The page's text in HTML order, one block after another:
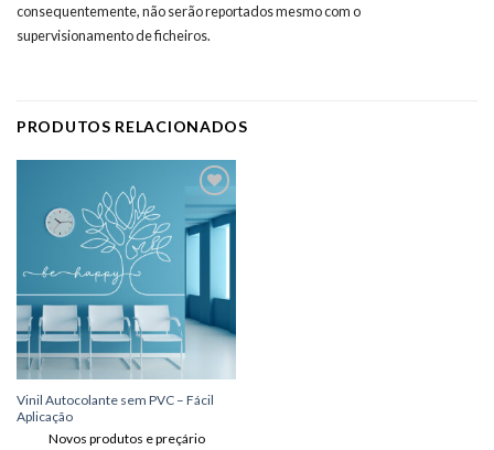
consequentemente, não serão reportados mesmo com o
supervisionamento de ficheiros.
PRODUTOS RELACIONADOS
Adicionar
aos meus
desejos
Vinil Autocolante sem PVC – Fácil
Aplicação
Novos produtos e preçário